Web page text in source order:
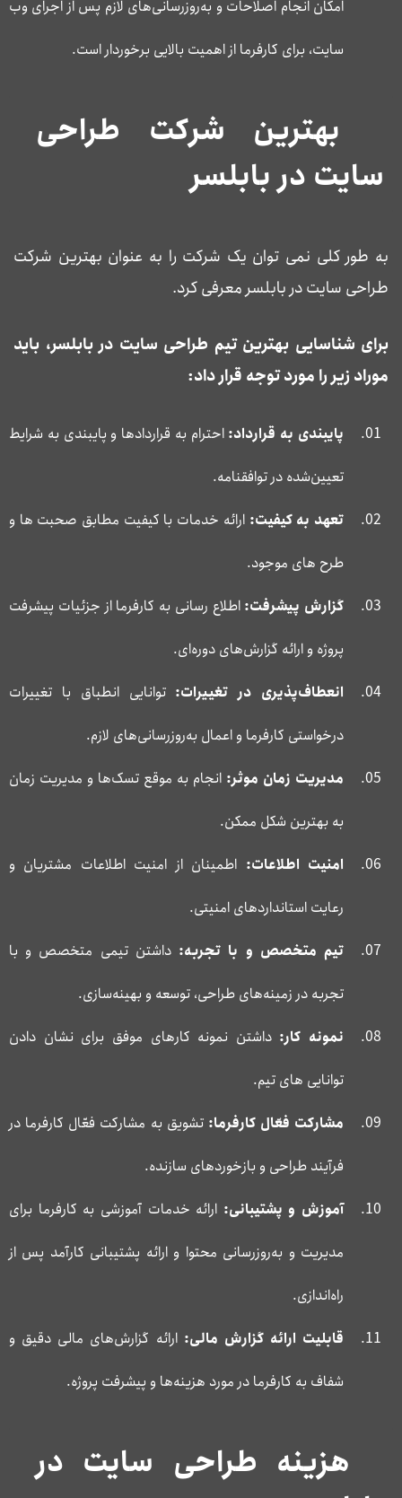
امکان انجام اصلاحات و به‌روزرسانی‌های لازم پس از اجرای وب
سایت، برای کارفرما از اهمیت بالایی برخوردار است.
بهترین شرکت طراحی
سایت در بابلسر
به طور کلی نمی توان یک شرکت را به عنوان بهترین شرکت
طراحی سایت در بابلسر معرفی کرد.
برای شناسایی بهترین تیم طراحی سایت در بابلسر، باید
موراد زیر را مورد توجه قرار داد:
پایبندی به قرارداد: احترام به قراردادها و پایبندی به شرایط
تعیین‌شده در توافقنامه.
تعهد به کیفیت: ارائه خدمات با کیفیت مطابق صحبت ها و
طرح های موجود.
گزارش پیشرفت: اطلاع رسانی به کارفرما از جزئیات پیشرفت
پروژه و ارائه گزارش‌های دوره‌ای.
انعطاف‌پذیری در تغییرات: توانایی انطباق با تغییرات
درخواستی کارفرما و اعمال به‌روزرسانی‌های لازم.
مدیریت زمان موثر: انجام به موقع تسک‌ها و مدیریت زمان
به بهترین شکل ممکن.
امنیت اطلاعات: اطمینان از امنیت اطلاعات مشتریان و
رعایت استانداردهای امنیتی.
تیم متخصص و با تجربه: داشتن تیمی متخصص و با
تجربه در زمینه‌های طراحی، توسعه و بهینه‌سازی.
نمونه کار: داشتن نمونه کارهای موفق برای نشان دادن
توانایی های تیم.
مشارکت فعّال کارفرما: تشویق به مشارکت فعّال کارفرما در
فرآیند طراحی و بازخوردهای سازنده.
آموزش و پشتیبانی: ارائه خدمات آموزشی به کارفرما برای
مدیریت و به‌روزرسانی محتوا و ارائه پشتیبانی کارآمد پس از
راه‌اندازی.
قابلیت ارائه گزارش مالی: ارائه گزارش‌های مالی دقیق و
شفاف به کارفرما در مورد هزینه‌ها و پیشرفت پروژه.
هزینه طراحی سایت در